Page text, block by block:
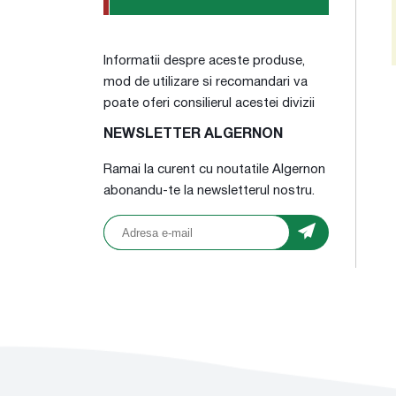
Informatii despre aceste produse,
mod de utilizare si recomandari va
poate oferi consilierul acestei divizii
NEWSLETTER ALGERNON
Ramai la curent cu noutatile Algernon
abonandu-te la newsletterul nostru.